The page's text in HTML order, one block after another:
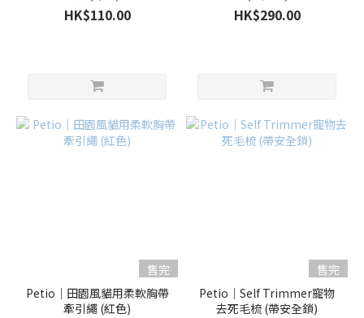
HK$110.00 HK$290.00
售完
Petio｜田園風貓用柔軟胸帶
牽引繩 (紅色)
售完
Petio｜Self Trimmer寵物
去死毛梳 (帶安全鎖)